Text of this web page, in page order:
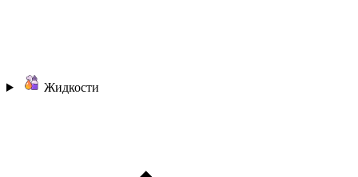
Жидкости